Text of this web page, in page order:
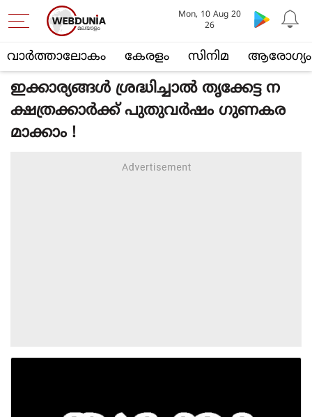
വാര്‍ത്താലോകം കേരളം സിനിമ ആരോഗ്യം
Mon, 10 Aug 20
26
ഇക്കാര്യങ്ങൾ ശ്രദ്ധിച്ചാൽ തൃക്കേട്ട ന
ക്ഷത്രക്കാർക്ക് പുതുവർഷം ഗുണകര
മാക്കാം !